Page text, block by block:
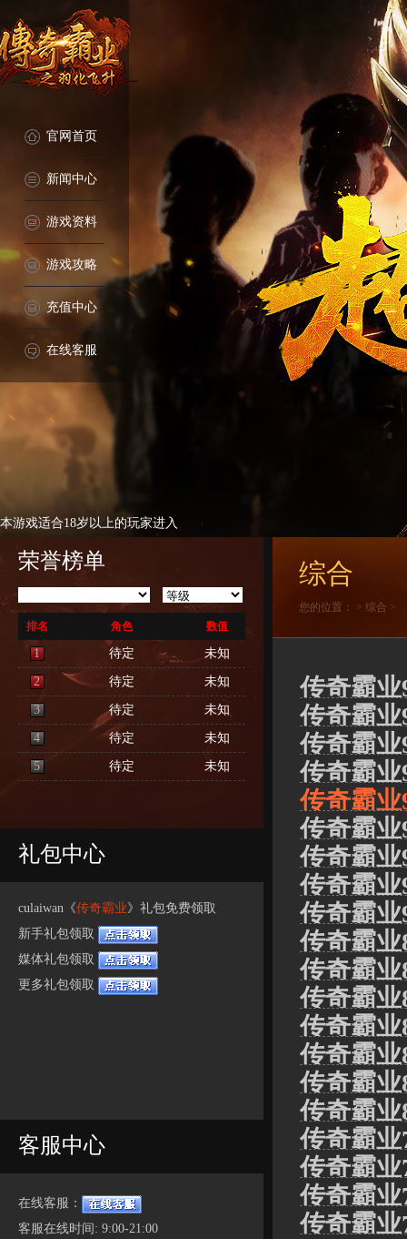
官网首页
新闻中心
游戏资料
游戏攻略
充值中心
在线客服
本游戏适合18岁以上的玩家进入
荣誉榜单
排名 角色 数值
1 待定 未知
2 待定 未知
3 待定 未知
4 待定 未知
5 待定 未知
礼包中心
culaiwan《传奇霸业》礼包免费领取
新手礼包领取
媒体礼包领取
更多礼包领取
客服中心
在线客服：
客服在线时间: 9:00-21:00
综合
您的位置： > 综合 >
传奇霸
传奇霸
传奇霸
传奇霸业
传奇霸
传奇霸
传奇霸
传奇霸
传奇霸
传奇霸
传奇霸
传奇霸
传奇霸
传奇霸
传奇霸
传奇霸
传奇霸
传奇霸
传奇霸
传奇霸